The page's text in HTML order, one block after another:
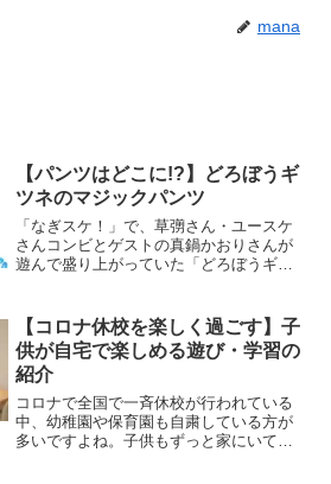
mana
【パンツはどこに!?】どろぼうギ
ツネのマジックパンツ
「なぎスケ！」で、草彅さん・ユースケ
さんコンビとゲストの真鍋かおりさんが
遊んで盛り上がっていた「どろぼうギツ
たり宝石が散らばったりと、子供と遊ぶ
と盛り上がりそうです！
【コロナ休校を楽しく過ごす】子
供が自宅で楽しめる遊び・学習の
紹介
コロナで全国で一斉休校が行われている
中、幼稚園や保育園も自粛している方が
多いですよね。子供もずっと家にいてお